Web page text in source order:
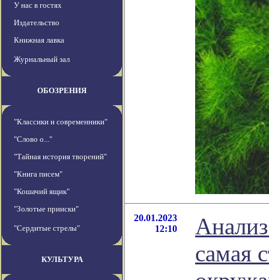
У нас в гостях
Издательство
Книжная лавка
Журнальный зал
ОБОЗРЕНИЯ
"Классики и современники"
"Слово о..."
"Тайная история творений"
"Книга писем"
"Кошачий ящик"
"Золотые прииски"
"Сердитые стрелы"
КУЛЬТУРА
20.01.2023
12:10
самая